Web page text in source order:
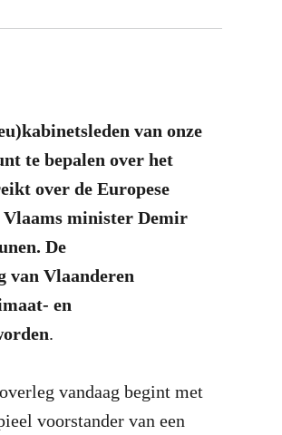
van onze
te bepalen over het
over de Europese
Vlaams minister Demir
De
van Vlaanderen
en
.
vandaag begint met
voorstander van een